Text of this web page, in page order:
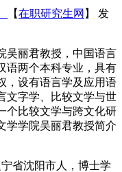
【在职研究生网 】
发
丽君教授，中国语言
语两个本科专业，具有
，设有语言学及应用语
文字学、比较文学与世
个比较文学与跨文化研
学学院吴丽君教授简介
省沈阳市人，博士学